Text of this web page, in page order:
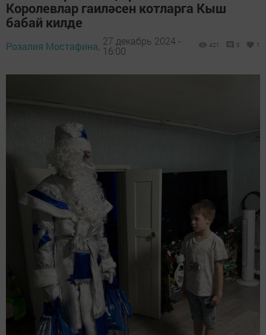
Королевлар гаиләсен котларга Кыш
бабай килде
Розалия Мостафина, 27 декабрь 2024 -
16:00
421 0 1